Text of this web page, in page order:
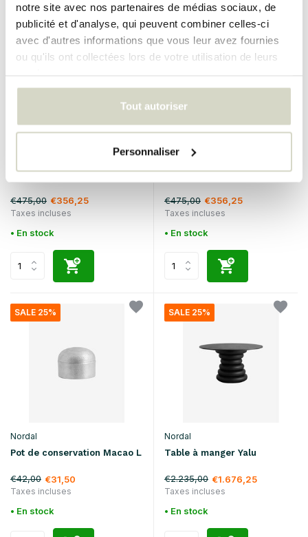
notre site avec nos partenaires de médias sociaux, de
publicité et d'analyse, qui peuvent combiner celles-ci
avec d'autres informations que vous leur avez fournies
ou qu'ils ont collectées lors de votre utilisation de leurs
Tout autoriser
Personnaliser
SALE 25%
ivoire
€475,00 €356,25
Taxes incluses
• En stock
SALE 25%
Nordal
€475,00 €356,25
Taxes incluses
• En stock
SALE 25%
Nordal
Pot de conservation Macao L
€42,00 €31,50
Taxes incluses
• En stock
SALE 25%
Nordal
Table à manger Yalu
€2.235,00 €1.676,25
Taxes incluses
• En stock